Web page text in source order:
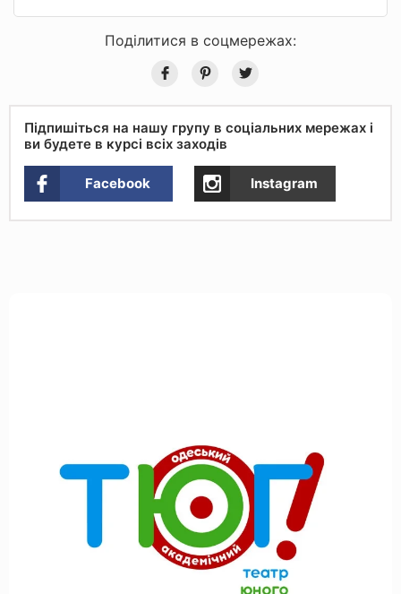
Поділитися в соцмережах:
Підпишіться на нашу групу в соціальних мережах і
ви будете в курсі всіх заходів
Facebook Instagram